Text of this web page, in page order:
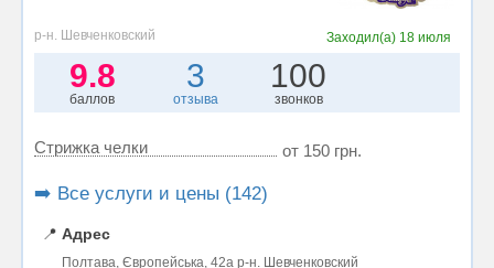
р-н. Шевченковский Заходил(а) 18 июля
9.8
баллов
3
отзыва
100
звонков
Стрижка челки от 150 грн.
➡️ Все услуги и цены (142)
📍 Адрес
Полтава, Європейська, 42а р-н. Шевченковский